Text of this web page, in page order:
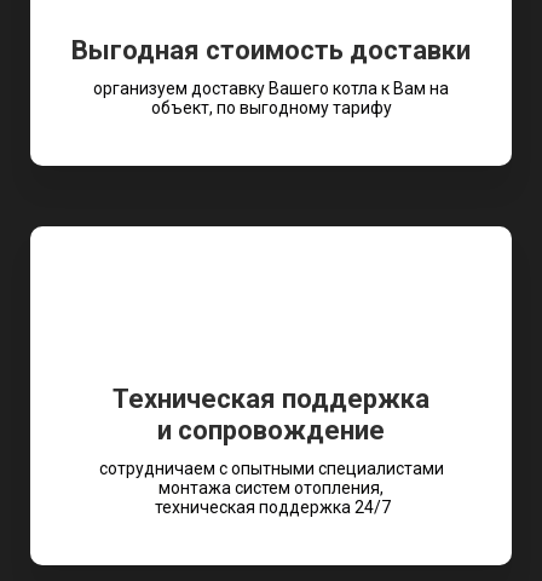
Выгодная стоимость доставки
организуем доставку Вашего котла к Вам на
объект, по выгодному тарифу
Техническая поддержка
и сопровождение
сотрудничаем с опытными специалистами
монтажа систем отопления,
техническая поддержка 24/7